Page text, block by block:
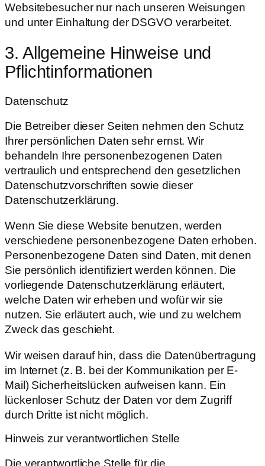
Websitebesucher nur nach unseren Weisungen
und unter Einhaltung der DSGVO verarbeitet.
3. Allgemeine Hinweise und
Pflicht­informationen
Datenschutz
Die Betreiber dieser Seiten nehmen den Schutz
Ihrer persönlichen Daten sehr ernst. Wir
behandeln Ihre personenbezogenen Daten
vertraulich und entsprechend den gesetzlichen
Datenschutzvorschriften sowie dieser
Datenschutzerklärung.
Wenn Sie diese Website benutzen, werden
verschiedene personenbezogene Daten erhoben.
Personenbezogene Daten sind Daten, mit denen
Sie persönlich identifiziert werden können. Die
vorliegende Datenschutzerklärung erläutert,
welche Daten wir erheben und wofür wir sie
nutzen. Sie erläutert auch, wie und zu welchem
Zweck das geschieht.
Wir weisen darauf hin, dass die Datenübertragung
im Internet (z. B. bei der Kommunikation per E-
Mail) Sicherheitslücken aufweisen kann. Ein
lückenloser Schutz der Daten vor dem Zugriff
durch Dritte ist nicht möglich.
Hinweis zur verantwortlichen Stelle
Die verantwortliche Stelle für die